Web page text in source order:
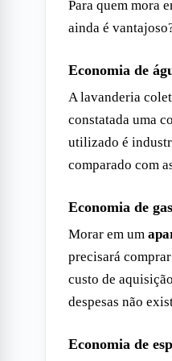
Para quem mora
ainda é
Economia de
A lavanderia
constatada uma
utilizado é
comparado com
Economia de
Morar em um
precisará
custo de
despesas não
Economia de